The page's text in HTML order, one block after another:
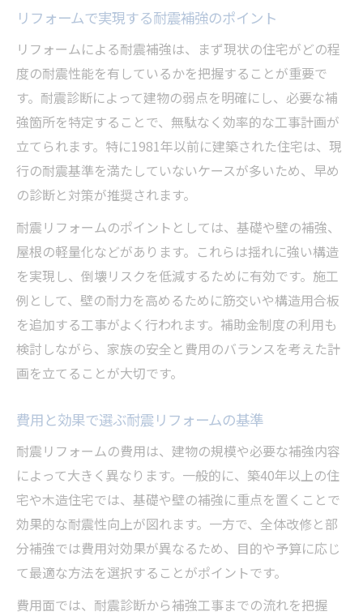
リフォームで実現する耐震補強のポイント
リフォームによる耐震補強は、まず現状の住宅がどの程
度の耐震性能を有しているかを把握することが重要で
す。耐震診断によって建物の弱点を明確にし、必要な補
強箇所を特定することで、無駄なく効率的な工事計画が
立てられます。特に1981年以前に建築された住宅は、現
行の耐震基準を満たしていないケースが多いため、早め
の診断と対策が推奨されます。
耐震リフォームのポイントとしては、基礎や壁の補強、
屋根の軽量化などがあります。これらは揺れに強い構造
を実現し、倒壊リスクを低減するために有効です。施工
例として、壁の耐力を高めるために筋交いや構造用合板
を追加する工事がよく行われます。補助金制度の利用も
検討しながら、家族の安全と費用のバランスを考えた計
画を立てることが大切です。
費用と効果で選ぶ耐震リフォームの基準
耐震リフォームの費用は、建物の規模や必要な補強内容
によって大きく異なります。一般的に、築40年以上の住
宅や木造住宅では、基礎や壁の補強に重点を置くことで
効果的な耐震性向上が図れます。一方で、全体改修と部
分補強では費用対効果が異なるため、目的や予算に応じ
て最適な方法を選択することがポイントです。
費用面では、耐震診断から補強工事までの流れを把握